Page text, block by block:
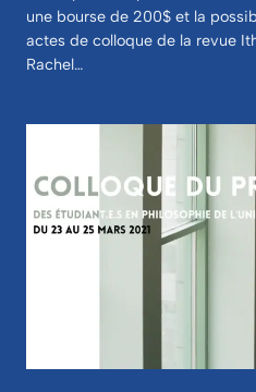
une bourse de 200$ et la
actes de colloque de la revue
Rachel…